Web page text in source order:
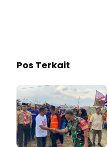
Pos Terkait